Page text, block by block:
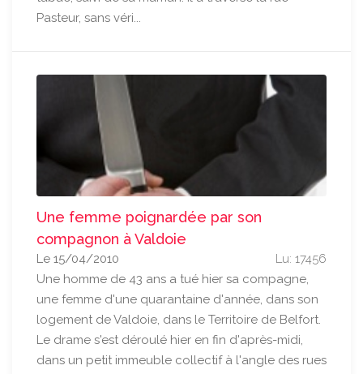
Pasteur, sans véri...
Une femme poignardée par son
compagnon à Valdoie
Lu: 17456
Le 15/04/2010
Une homme de 43 ans a tué hier sa compagne,
une femme d'une quarantaine d'année, dans son
logement de Valdoie, dans le Territoire de Belfort.
Le drame s'est déroulé hier en fin d'après-midi,
dans un petit immeuble collectif à l'angle des rues